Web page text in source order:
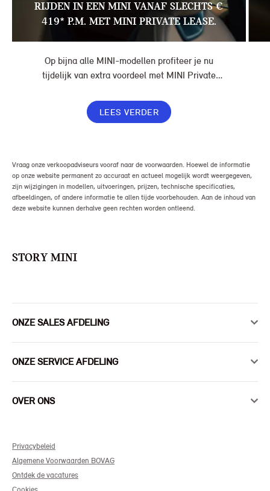
RIJDEN IN EEN MINI VANAF SLECHTS €
419* P.M. MET MINI PRIVATE LEASE.
Op bijna alle MINI-modellen profiteer je nu
tijdelijk van extra voordeel met MINI Private
maand, in plaats van € 449. Afhankelijk van de
uitvoering kan jouw voordeel nog verder oplopen.
LEES VERDER
Vraag onze verkoopadviseurs vooraf naar de voorwaarden. Hoewel de informatie
op onze website permanent zo accuraat en actueel mogelijk wordt weergegeven,
zijn wijzigingen in modellen, uitvoeringen, prijzen, technische specificaties,
afbeeldingen, of andere informatie te allen tijde voorbehouden. Aan de inhoud van
deze website kunnen derhalve geen rechten worden ontleend.
STORY MINI
ONZE SALES AFDELING
ONZE SERVICE AFDELING
OVER ONS
Privacybeleid
Algemene Voorwaarden BOVAG
Ontdek de vacatures